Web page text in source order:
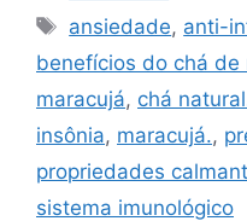
Tags
ansiedade, anti-
benefícios do chá de
maracujá, chá
insônia, maracujá.,
propriedades
sistema imunológico